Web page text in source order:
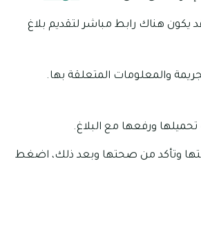
يكون هناك رابط مباشر لتقديم بلاغ
والمعلومات المتعلقة بها.
ورفعها مع البلاغ.
وتأكد من صحتها وبعد ذلك، اضغط